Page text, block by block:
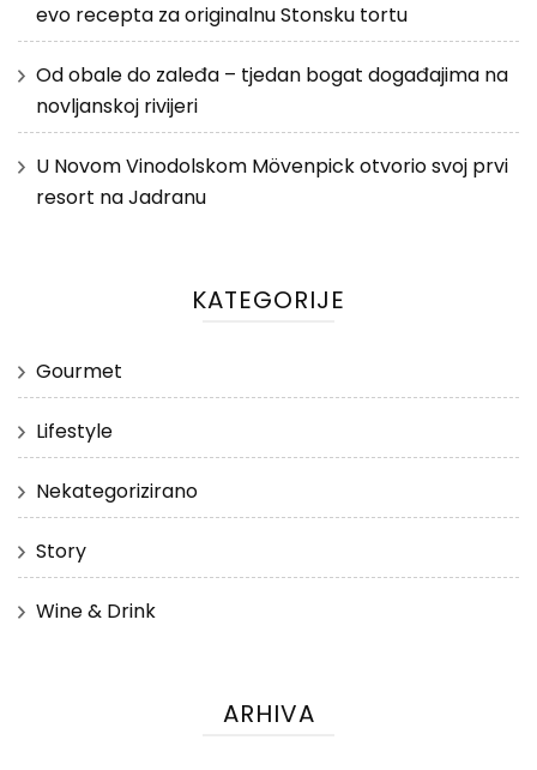
evo recepta za originalnu Stonsku tortu
Od obale do zaleđa – tjedan bogat događajima na
novljanskoj rivijeri
U Novom Vinodolskom Mövenpick otvorio svoj prvi
resort na Jadranu
KATEGORIJE
Gourmet
Lifestyle
Nekategorizirano
Story
Wine & Drink
ARHIVA